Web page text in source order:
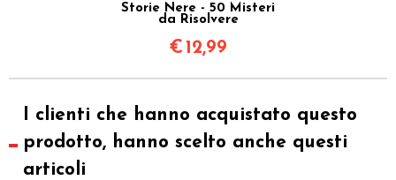
Storie Nere - 50 Misteri
da Risolvere
€ 12,99
I clienti che hanno acquistato questo
prodotto, hanno scelto anche questi
articoli